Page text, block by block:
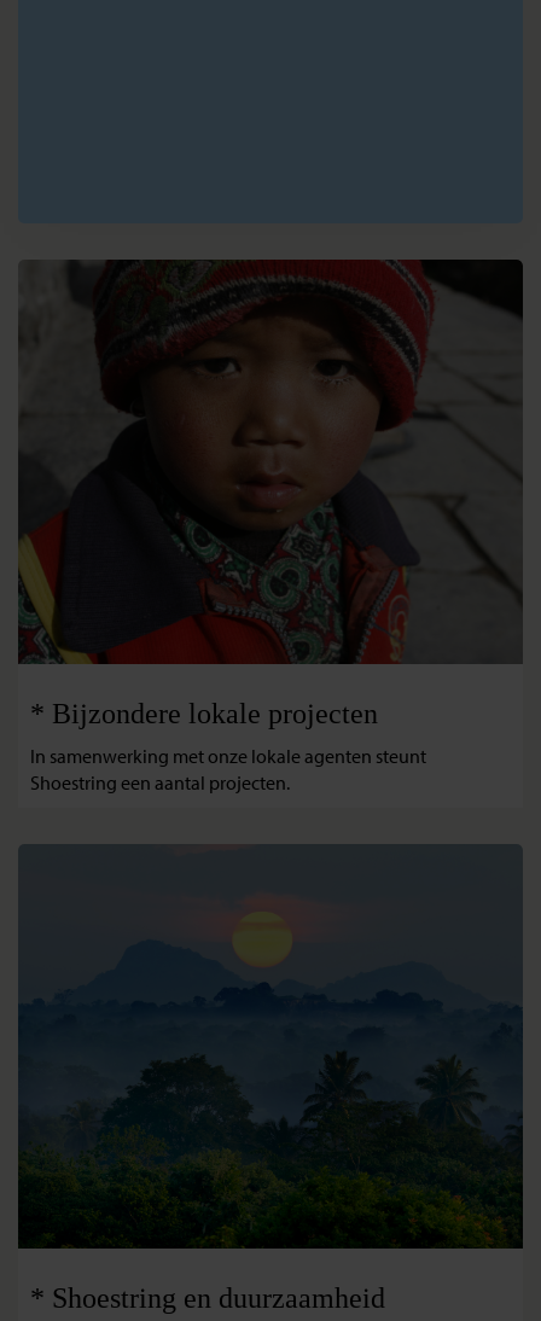
* Bijzondere lokale projecten
In samenwerking met onze lokale agenten steunt
Shoestring een aantal projecten.
* Shoestring en duurzaamheid